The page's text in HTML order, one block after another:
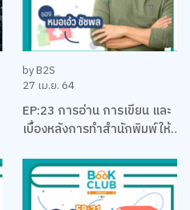
by B2S
27 เม.ย. 64
EP:23 การอ่าน การเขียน และ
เบื้องหลังการทำสำนักพิมพ์ให้
แนะนำ กับหมอเอ้ว ชัชพล